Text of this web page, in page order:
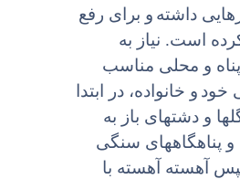
داشته و براى رفع
کرده است. نیاز به
و محلى مناسب
خود و خانواده، در ابتدا
و دشتهاى باز به
و پناهگاههاى سنگی
آهسته آهسته با